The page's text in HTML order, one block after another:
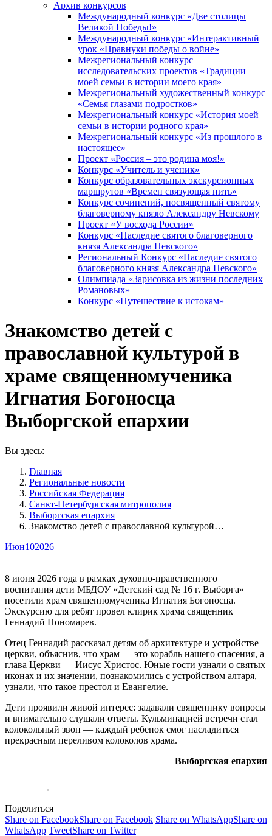
Архив конкурсов
Международный конкурс «Две столицы
Великой Победы!»
Международный конкурс «Интерактивный
урок «Правнуки победы о войне»
Межрегиональный конкурс
исследовательских проектов «Традиции
моей семьи в истории моего края»
Межрегиональный художественный конкурс
«Семья глазами подростков»
Межрегиональный конкурс «История моей
семьи в истории родного края»
Межрегиональный конкурс «Из прошлого в
настоящее»
Проект «Россия – это родина моя!»
Конкурс «Учитель и ученик»
Конкурс образовательных экскурсионных
маршрутов «Времен связующая нить»
Конкурс сочинений, посвященный святому
благоверному князю Александру Невскому
Проект «У восхода России»
Конкурс «Наследие святого благоверного
князя Александра Невского»
Региональный Конкурс «Наследие святого
благоверного князя Александра Невского»
Олимпиада «Зарисовка из жизни последних
Романовых»
Конкурс «Путешествие к истокам»
Знакомство детей с
православной культурой в
храме священномученика
Игнатия Богоносца
Выборгской епархии
Вы здесь:
Главная
Pегиональные новости
Российская Федерация
Санкт-Петербургская митрополия
Выборгская епархия
Знакомство детей с православной культурой…
Июн102026
8 июня 2026 года в рамках духовно-нравственного
воспитания дети МБДОУ «Детский сад № 16 г. Выборга»
посетили храм священномученика Игнатия Богоносца.
Экскурсию для ребят провел клирик храма священник
Геннадий Пономарев.
Отец Геннадий рассказал детям об архитектуре и устройстве
церкви, объяснив, что храм — это корабль нашего спасения, а
глава Церкви — Иисус Христос. Юные гости узнали о святых
иконах и их значении, познакомились с устройством алтаря,
узнали, что такое престол и Евангелие.
Дети проявили живой интерес: задавали священнику вопросы
и внимательно слушали ответы. Кульминацией встречи стал
колокольный звон — каждый ребенок смог насладиться
прекрасным переливом колоколов храма.
Выборгская епархия
Поделиться
Share on FacebookShare on Facebook Share on WhatsAppShare on
WhatsApp TweetShare on Twitter